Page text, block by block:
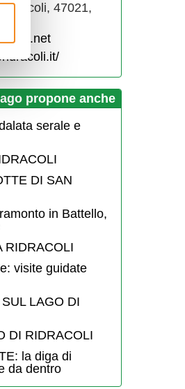
47021,
propone anche
serale e
DI SAN
in Battello,
RIDRACOLI
visite guidate
LAGO DI
DI RIDRACOLI
la diga di
da dentro